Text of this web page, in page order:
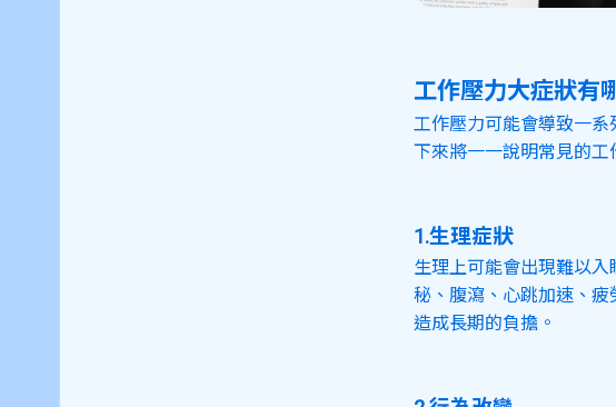
工作壓力大症狀有
工作壓力可能會導致一
下來將一一說明常見的工
1.生理症狀
生理上可能會出現難以
秘、腹瀉、心跳加速、
造成長期的負擔。